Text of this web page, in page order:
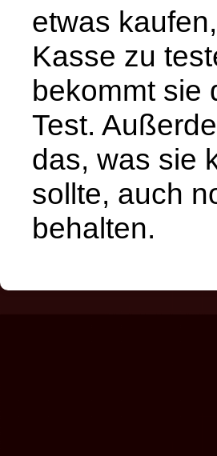
etwas
Kasse zu
bekommt sie
Test.
das, was sie
sollte, auch
behalten.